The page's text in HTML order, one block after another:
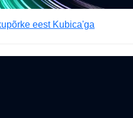
eest Kubica'ga